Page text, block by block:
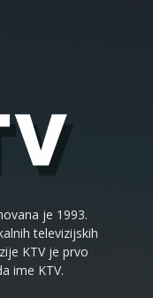
je 1993.
televizijskih
KTV je prvo
ime KTV.